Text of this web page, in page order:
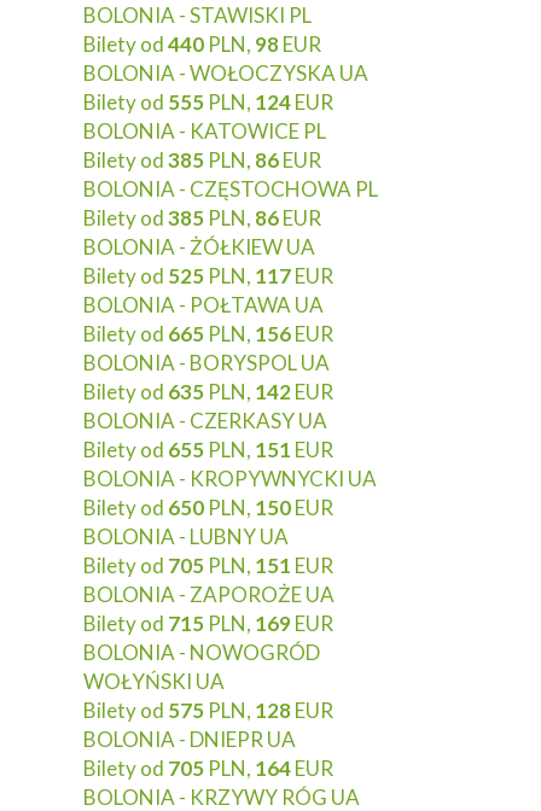
BOLONIA - STAWISKI PL
Bilety od440 PLN, 98EUR
BOLONIA - WOŁOCZYSKA UA
Bilety od 555 PLN, 124EUR
BOLONIA - KATOWICE PL
Bilety od385 PLN, 86EUR
BOLONIA - CZĘSTOCHOWA PL
Bilety od385 PLN, 86EUR
BOLONIA - ŻÓŁKIEW UA
Bilety od 525 PLN, 117EUR
BOLONIA - POŁTAWA UA
Bilety od 665 PLN, 156EUR
BOLONIA - BORYSPOL UA
Bilety od 635 PLN, 142EUR
BOLONIA - CZERKASY UA
Bilety od 655 PLN, 151 EUR
BOLONIA - KROPYWNYCKI UA
Bilety od 650 PLN, 150EUR
BOLONIA - LUBNY UA
Bilety od 705 PLN, 151 EUR
BOLONIA - ZAPOROŻE UA
Bilety od 715 PLN, 169EUR
BOLONIA - NOWOGRÓD
WOŁYŃSKI UA
Bilety od 575 PLN, 128EUR
BOLONIA - DNIEPR UA
Bilety od 705 PLN, 164EUR
BOLONIA - KRZYWY RÓG UA